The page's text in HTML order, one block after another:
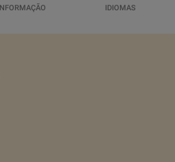
INFORMAÇÃO IDIOMAS